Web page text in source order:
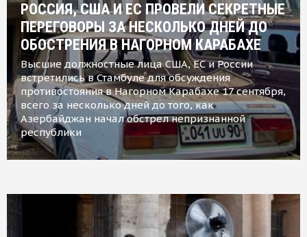
РОССИЯ, США И ЕС ПРОВЕЛИ СЕКРЕТНЫЕ
ПЕРЕГОВОРЫ ЗА НЕСКОЛЬКО ДНЕЙ ДО
ОБОСТРЕНИЯ В НАГОРНОМ КАРАБАХЕ
Высшие должностные лица США, ЕС и России
встретились в Стамбуле для обсуждения
противостояния в Нагорном Карабахе 17 сентября,
всего за несколько дней до того, как
Азербайджан начал обстрел непризнанной
республики